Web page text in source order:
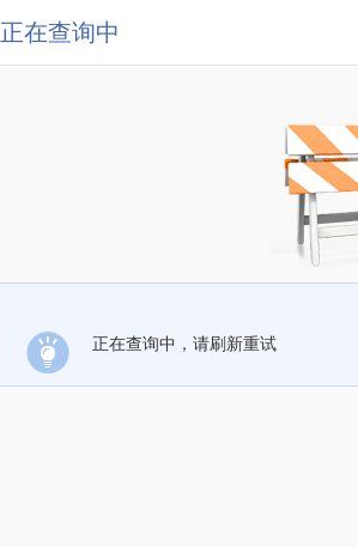
正在查询中
正在查询中，请刷新重试